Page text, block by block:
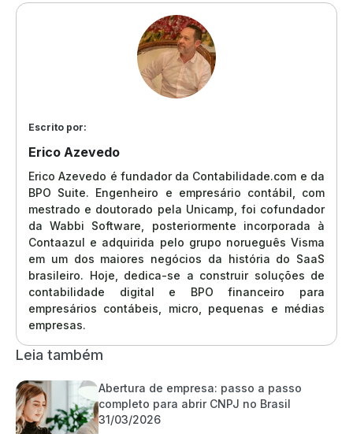
Escrito por:
Erico Azevedo
Erico Azevedo é fundador da Contabilidade.com e da
BPO Suite. Engenheiro e empresário contábil, com
mestrado e doutorado pela Unicamp, foi cofundador
da Wabbi Software, posteriormente incorporada à
Contaazul e adquirida pelo grupo norueguês Visma
em um dos maiores negócios da história do SaaS
brasileiro. Hoje, dedica-se a construir soluções de
contabilidade digital e BPO financeiro para
empresários contábeis, micro, pequenas e médias
empresas.
Leia também
Abertura de empresa: passo a passo
completo para abrir CNPJ no Brasil
31/03/2026